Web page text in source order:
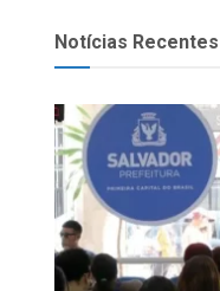
Notícias Recentes